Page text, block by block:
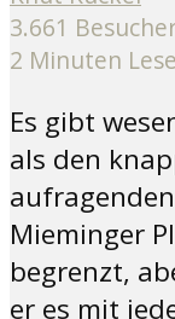
3.661
2 Minuten
Es gibt
als den
Mieminger
begrenzt,
er es mit